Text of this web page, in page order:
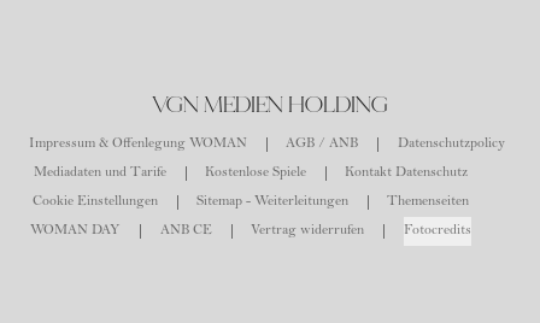
VGN MEDIEN HOLDING
Impressum & Offenlegung WOMAN AGB / ANB
Datenschutzpolicy
Mediadaten und Tarife
Kostenlose Spiele
Kontakt Datenschutz
Cookie Einstellungen
Sitemap - Weiterleitungen
Themenseiten
WOMAN DAY
ANB CE Vertrag widerrufen Fotocredits